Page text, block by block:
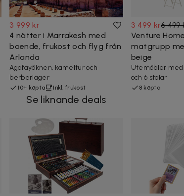
3 999 kr
4 nätter i Marrakesh med
boende, frukost och flyg från
Arlanda
Agafayöknen, kameltur och
berberläger
10+ köpta Inkl. frukost
3 499 kr6 499
Venture
matgrupp
beige
Utemöbler med
och 6 stolar
8 köpta
Se liknande deals